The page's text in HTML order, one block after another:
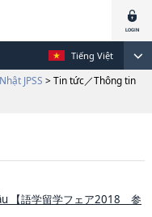
Tiếng Việt
JPSS > Tin tức／Thông tin
【語学留学フェア2018 参